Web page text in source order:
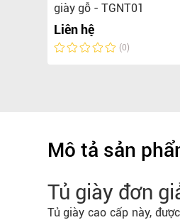
giày gỗ - TGNT01
Liên hệ
(0)
Mô tả sản
Tủ giày đơn
Tủ giày cao cấp này,